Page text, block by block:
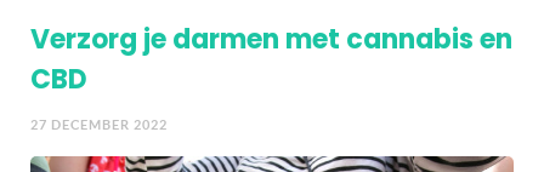
Verzorg je darmen met cannabis en
CBD
27 DECEMBER 2022